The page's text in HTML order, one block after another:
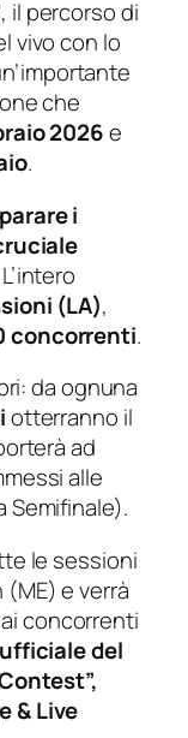
, il percorso di
vivo con lo
che
2026e
.
i
L’intero
(LA),
concorrenti.
da ognuna
otterranno il
ad
alle
Semifinale).
le sessioni
e verrà
concorrenti
del
& Live